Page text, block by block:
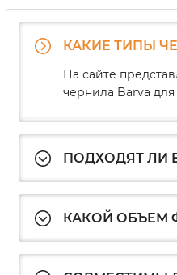
КАКИЕ ТИПЫ
На сайте
чернила Barva для
ПОДХОДЯТ ЛИ
КАКОЙ ОБЪЕМ